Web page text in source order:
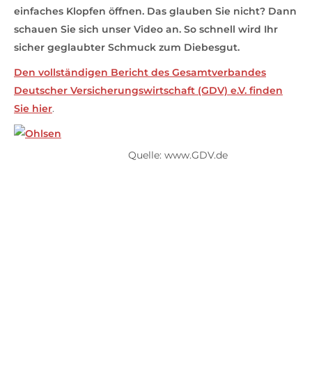
einfaches Klopfen öffnen. Das glauben Sie nicht? Dann
schauen Sie sich unser Video an. So schnell wird Ihr
sicher geglaubter Schmuck zum Diebesgut.
Den vollständigen Bericht des Gesamtverbandes
Deutscher Versicherungswirtschaft (GDV) e.V. finden
Sie hier.
Quelle: www.GDV.de